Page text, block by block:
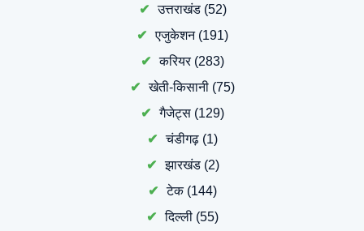
उत्तराखंड(52)
एजुकेशन(191)
करियर(283)
खेती-किसानी (75)
गैजेट्स (129)
चंडीगढ़ (1)
झारखंड(2)
टेक(144)
दिल्ली (55)